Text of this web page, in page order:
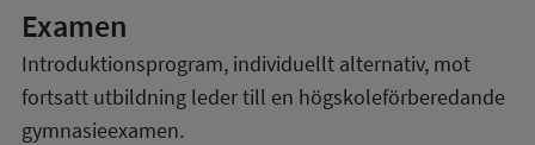
Examen
Introduktionsprogram, individuellt alternativ, mot
fortsatt utbildning leder till en högskoleförberedande
gymnasieexamen.